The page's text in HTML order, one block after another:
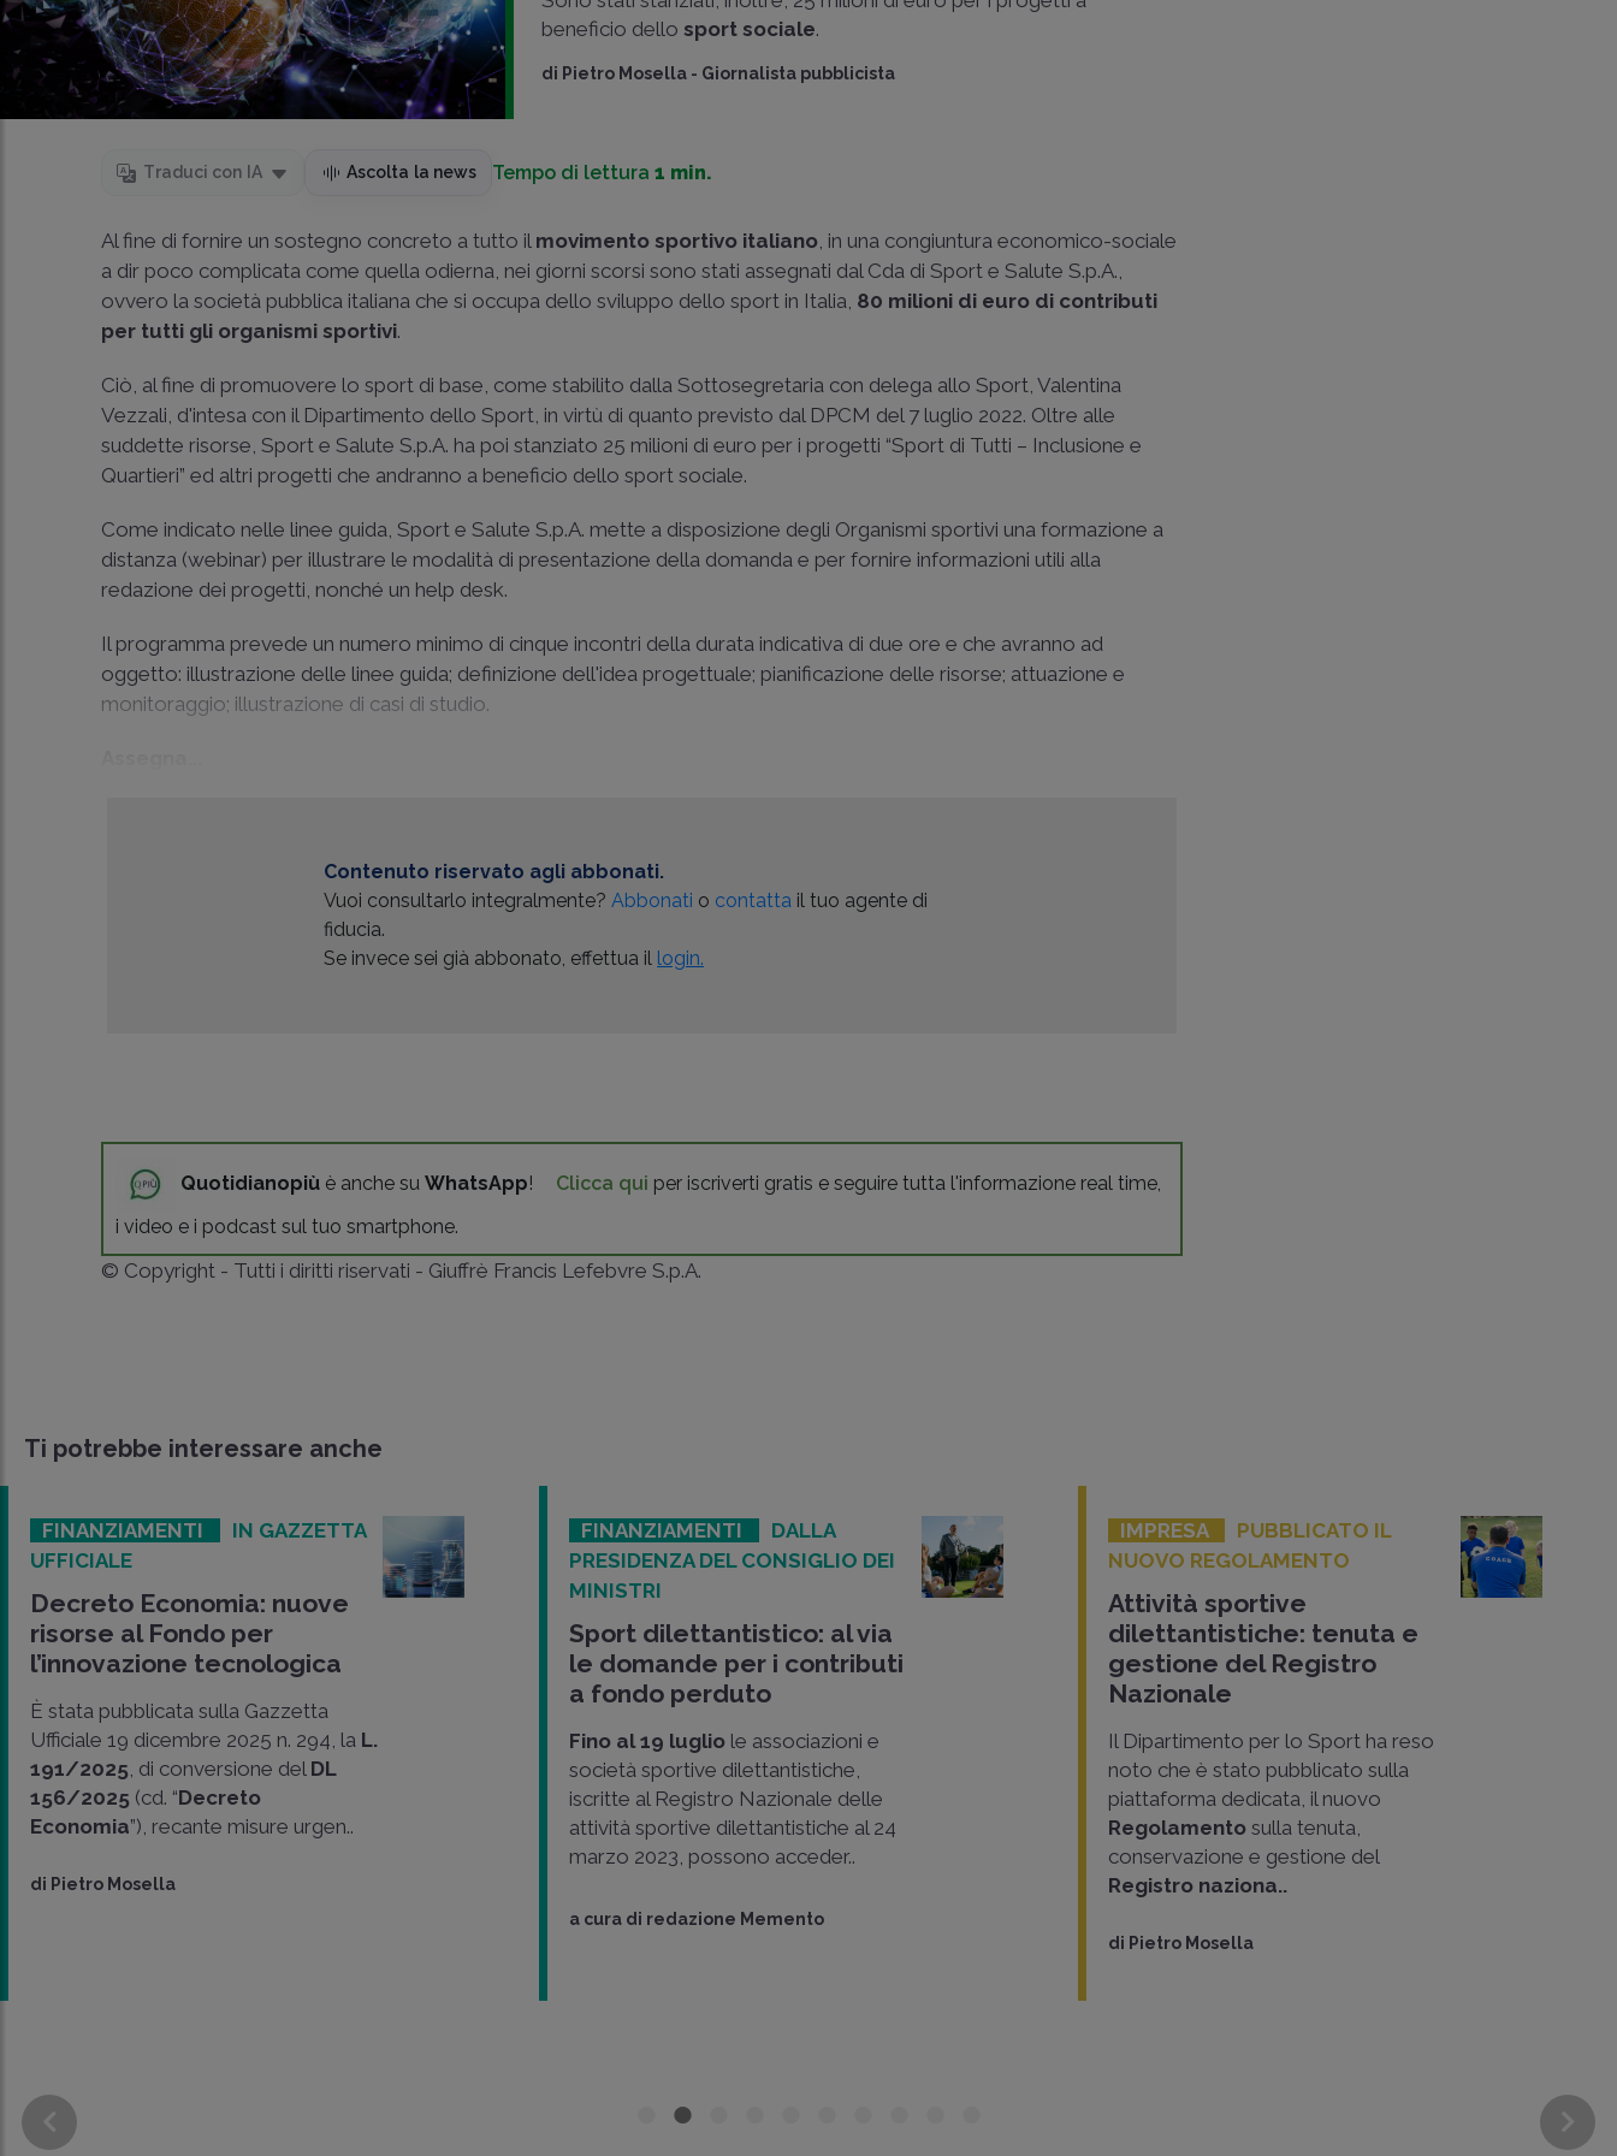
beneficio dello sport sociale.
di Pietro Mosella - Giornalista pubblicista
Traduci con IA Ascolta la news Tempo di lettura1 min.
Al fine di fornire un sostegno concreto a tutto il movimento sportivo italiano, in una congiuntura economico-sociale
a dir poco complicata come quella odierna, nei giorni scorsi sono stati assegnati dal Cda di Sport e Salute S.p.A.,
ovvero la società pubblica italiana che si occupa dello sviluppo dello sport in Italia, 80 milioni di euro di contributi
per tutti gli organismi sportivi.
Ciò, al fine di promuovere lo sport di base, come stabilito dalla Sottosegretaria con delega allo Sport, Valentina
Vezzali, d'intesa con il Dipartimento dello Sport, in virtù di quanto previsto dal DPCM del 7 luglio 2022. Oltre alle
suddette risorse, Sport e Salute S.p.A. ha poi stanziato 25 milioni di euro per i progetti “Sport di Tutti – Inclusione e
Quartieri” ed altri progetti che andranno a beneficio dello sport sociale.
Come indicato nelle linee guida, Sport e Salute S.p.A. mette a disposizione degli Organismi sportivi una formazione a
distanza (webinar) per illustrare le modalità di presentazione della domanda e per fornire informazioni utili alla
redazione dei progetti, nonché un help desk.
Il programma prevede un numero minimo di cinque incontri della durata indicativa di due ore e che avranno ad
oggetto: illustrazione delle linee guida; definizione dell'idea progettuale; pianificazione delle risorse; attuazione e
monitoraggio; illustrazione di casi di studio.
Contenuto riservato agli abbonati.
Vuoi consultarlo integralmente?Abbonati o contatta il tuo agente di
fiducia.
Se invece sei già abbonato, effettua il login.
Quotidianopiù è anche suWhatsApp! Clicca qui per iscriverti gratis e seguire tutta l'informazione real time,
i video e i podcast sul tuo smartphone.
© Copyright - Tutti i diritti riservati - Giuffrè Francis Lefebvre S.p.A.
Ti potrebbe interessare anche
FINANZIAMENTI
IN GAZZETTA
UFFICIALE
Decreto Economia: nuove
risorse al Fondo per
l’innovazione tecnologica
È stata pubblicata sulla Gazzetta
Ufficiale 19 dicembre 2025 n. 294, la L.
191/2025 , di conversione del DL
156/2025 (cd. “Decreto
Economia”), recante misure urgen..
di Pietro Mosella
FINANZIAMENTI
DALLA
PRESIDENZA DEL CONSIGLIO DEI
MINISTRI
Sport dilettantistico: al via
le domande per i contributi
a fondo perduto
Fino al 19 luglio le associazioni e
società sportive dilettantistiche,
iscritte al Registro Nazionale delle
attività sportive dilettantistiche al 24
marzo 2023, possono acceder..
a cura di redazione Memento
IMPRESA
PUBBLICATO IL
NUOVO REGOLAMENTO
Attività sportive
dilettantistiche: tenuta e
gestione del Registro
Nazionale
Il Dipartimento per lo Sport ha reso
noto che è stato pubblicato sulla
piattaforma dedicata, il nuovo
Regolamento sulla tenuta,
conservazione e gestione del
Registro naziona..
di Pietro Mosella